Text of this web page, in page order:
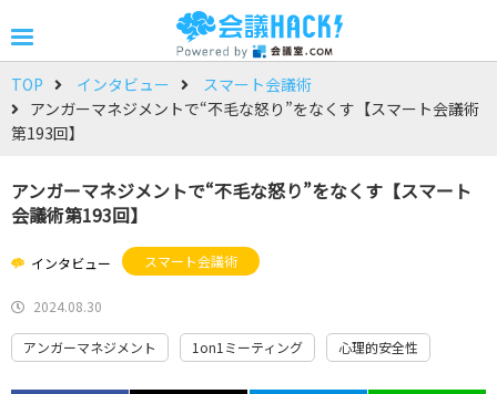
TOP インタビュー
スマート会議術
アンガーマネジメントで“不毛な怒り”をなくす【スマート会議術
第193回】
アンガーマネジメントで“不毛な怒り”をなくす【スマート
会議術第193回】
インタビュー スマート会議術
2024.08.30
アンガーマネジメント 1on1ミーティング 心理的安全性